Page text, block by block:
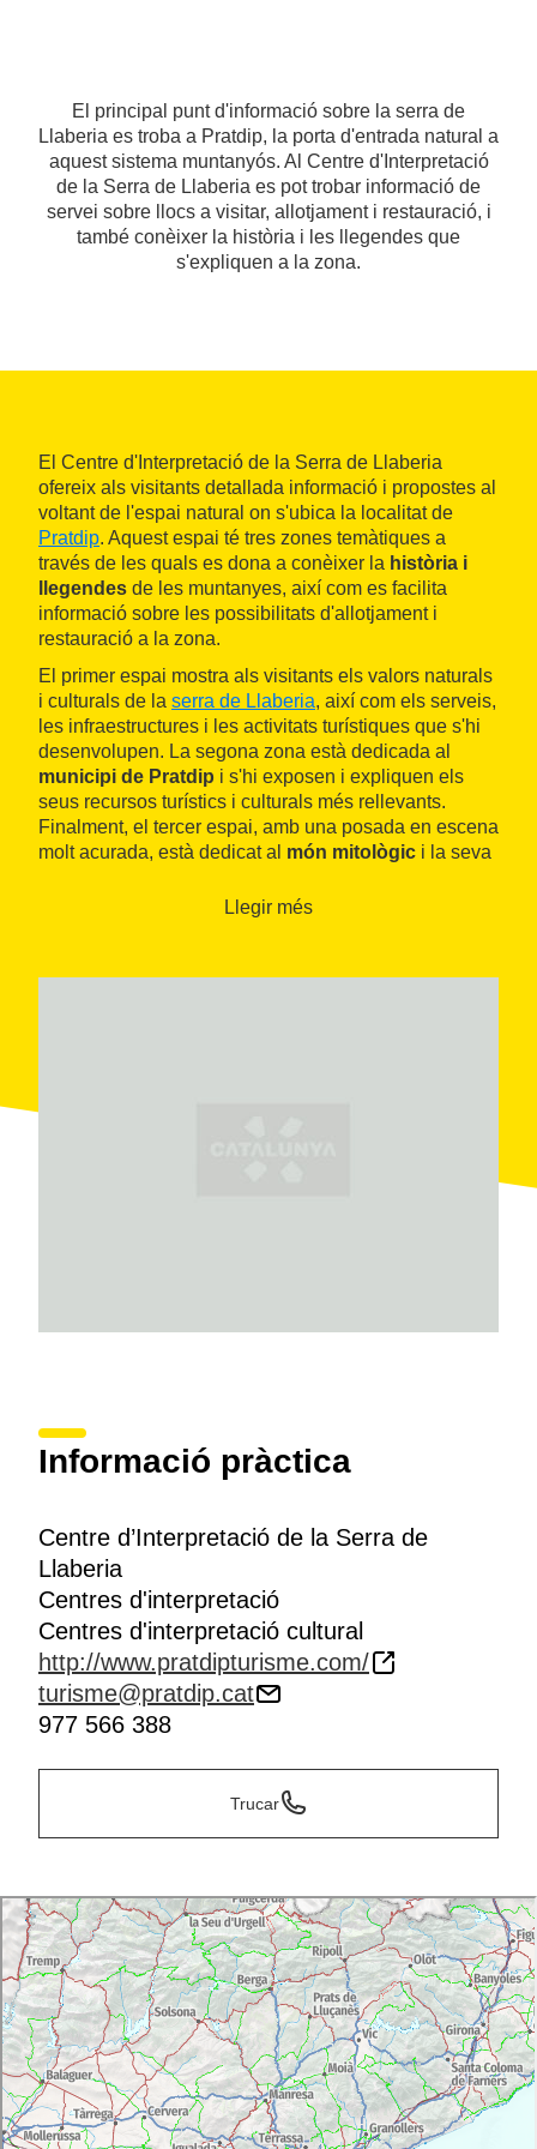
El principal punt d'informació sobre la serra de
Llaberia es troba a Pratdip, la porta d'entrada natural a
aquest sistema muntanyós. Al Centre d'Interpretació
de la Serra de Llaberia es pot trobar informació de
servei sobre llocs a visitar, allotjament i restauració, i
també conèixer la història i les llegendes que
s'expliquen a la zona.
El Centre d'Interpretació de la Serra de Llaberia
ofereix als visitants detallada informació i propostes al
voltant de l'espai natural on s'ubica la localitat de
Pratdip. Aquest espai té tres zones temàtiques a
través de les quals es dona a conèixer la història i
llegendes de les muntanyes, així com es facilita
informació sobre les possibilitats d'allotjament i
restauració a la zona.
El primer espai mostra als visitants els valors naturals
i culturals de la serra de Llaberia, així com els serveis,
les infraestructures i les activitats turístiques que s'hi
desenvolupen. La segona zona està dedicada al
municipi de Pratdip i s'hi exposen i expliquen els
seus recursos turístics i culturals més rellevants.
Finalment, el tercer espai, amb una posada en escena
molt acurada, està dedicat al món mitològic i la seva
El Centre incorpora un sistema d'informació turística a
Llegir més
Informació pràctica
Centre d’Interpretació de la Serra de
Llaberia
Centres d'interpretació
Centres d'interpretació cultural
http://www.pratdipturisme.com/
turisme@pratdip.cat
977 566 388
Trucar